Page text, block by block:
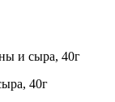
и сыра, 40г
40г